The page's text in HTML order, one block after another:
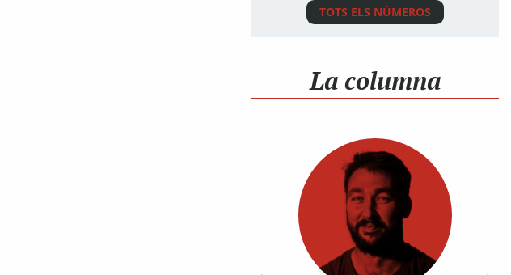
TOTS ELS NÚMEROS
La columna